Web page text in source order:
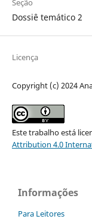
Seção
Dossiê temático 2
Licença
Copyright (c) 2024
Este trabalho está
Attribution 4.0
Informações
Para Leitores